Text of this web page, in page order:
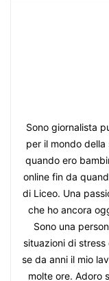
Sono giornalista
per il mondo
quando ero
online fin da
di Liceo. Una
che ho ancora
Sono una
situazioni di
se da anni il mio
molte ore. Adoro